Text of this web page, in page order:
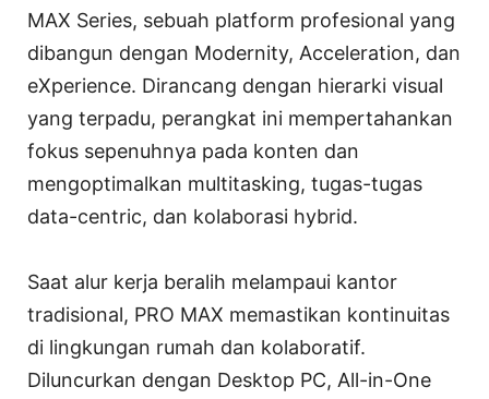
MAX Series, sebuah platform profesional yang
dibangun dengan Modernity, Acceleration, dan
eXperience. Dirancang dengan hierarki visual
yang terpadu, perangkat ini mempertahankan
fokus sepenuhnya pada konten dan
mengoptimalkan multitasking, tugas-tugas
data-centric, dan kolaborasi hybrid.
Saat alur kerja beralih melampaui kantor
tradisional, PRO MAX memastikan kontinuitas
di lingkungan rumah dan kolaboratif.
Diluncurkan dengan Desktop PC, All-in-One